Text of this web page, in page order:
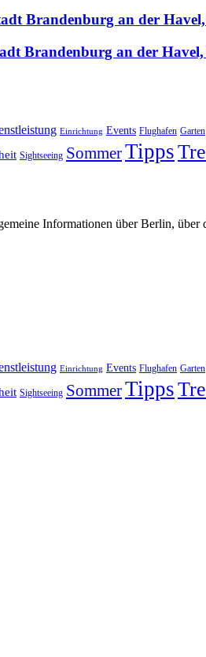
Brandenburg an der
Brandenburg an der
Einrichtung Events Flughafen Garten
Sightseeing SommerTipps
Informationen über Berlin, über
Einrichtung Events Flughafen Garten
Sightseeing SommerTipps